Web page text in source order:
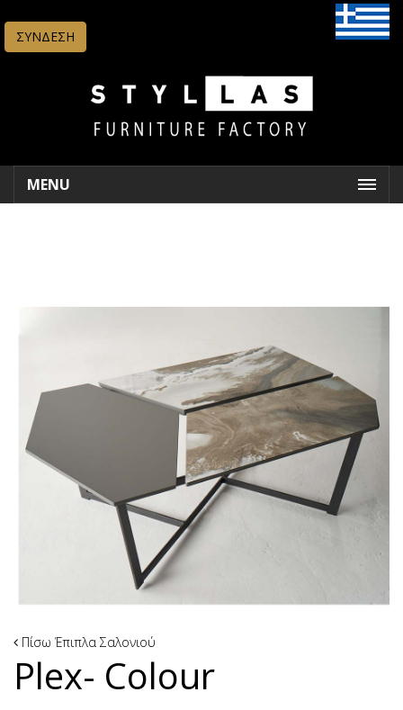
ΣΥΝΔΕΣΗ
MENU
Πίσω Έπιπλα Σαλονιού
Plex- Colour